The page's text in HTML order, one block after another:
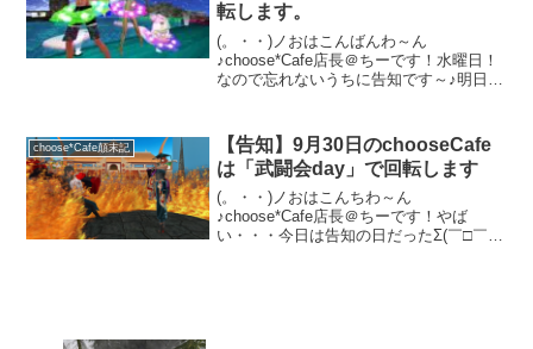
転します。
(。・・)ノおはこんばんわ～ん
♪choose*Cafe店長＠ちーです！水曜日！
なので忘れないうちに告知です～♪明日8
ル満喫Day」で回転します。Laさんが作
っ...
choose*Cafe顛末記
【告知】9月30日のchooseCafe
は「武闘会day」で回転します
(。・・)ノおはこんちわ～ん
♪choose*Cafe店長＠ちーです！やば
い・・・今日は告知の日だったΣ(￣□￣lll)